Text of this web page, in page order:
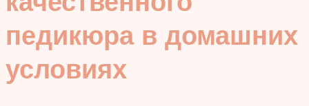
педикюра в домашних
условиях